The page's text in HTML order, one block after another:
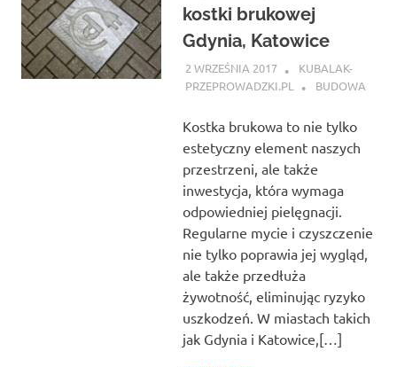
kostki brukowej
Gdynia, Katowice
2 WRZEŚNIA 2017
KUBALAK-
PRZEPROWADZKI.PL
BUDOWA
Kostka brukowa to nie tylko
estetyczny element naszych
przestrzeni, ale także
inwestycja, która wymaga
odpowiedniej pielęgnacji.
Regularne mycie i czyszczenie
nie tylko poprawia jej wygląd,
ale także przedłuża
żywotność, eliminując ryzyko
uszkodzeń. W miastach takich
jak Gdynia i Katowice,[…]